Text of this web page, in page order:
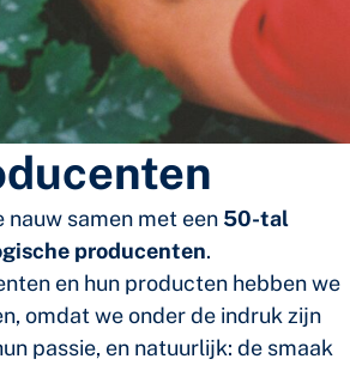
nauw samen met een 50-tal
producenten.
en hun producten hebben we
omdat we onder de indruk zijn
passie, en natuurlijk: de smaak